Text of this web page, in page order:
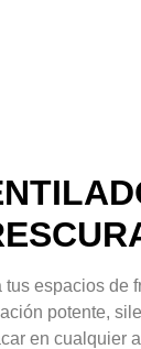
tus espacios de
potente,
en cualquier